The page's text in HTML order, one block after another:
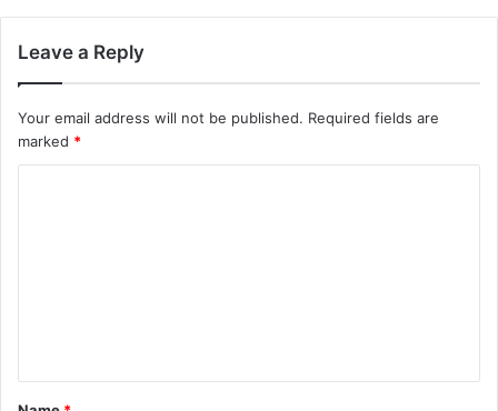
Leave a Reply
Your email address will not be published. Required fields are
marked *
t